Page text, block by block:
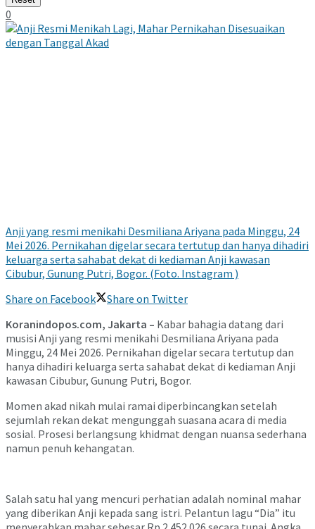
0
Anji yang resmi menikahi Desmiliana Ariyana pada Minggu, 24
Mei 2026. Pernikahan digelar secara tertutup dan hanya dihadiri
keluarga serta sahabat dekat di kediaman Anji kawasan
Cibubur, Gunung Putri, Bogor. (Foto. Instagram )
Share on Facebook
Share on Twitter
Koranindopos.com, Jakarta – Kabar bahagia datang dari
musisi Anji yang resmi menikahi Desmiliana Ariyana pada
Minggu, 24 Mei 2026. Pernikahan digelar secara tertutup dan
hanya dihadiri keluarga serta sahabat dekat di kediaman Anji
kawasan Cibubur, Gunung Putri, Bogor.
Momen akad nikah mulai ramai diperbincangkan setelah
sejumlah rekan dekat mengunggah suasana acara di media
sosial. Prosesi berlangsung khidmat dengan nuansa sederhana
namun penuh kehangatan.
Salah satu hal yang mencuri perhatian adalah nominal mahar
yang diberikan Anji kepada sang istri. Pelantun lagu “Dia” itu